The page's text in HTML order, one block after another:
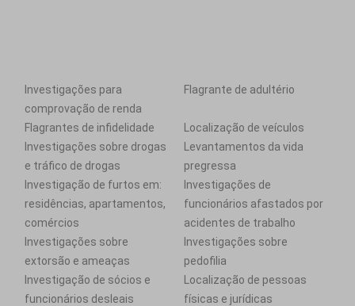
Investigações para
comprovação de renda
Flagrante de adultério
Flagrantes de infidelidade
Localização de veículos
Investigações sobre drogas
e tráfico de drogas
Levantamentos da vida
pregressa
Investigação de furtos em:
residências, apartamentos,
comércios
Investigações de
funcionários afastados por
acidentes de trabalho
Investigações sobre
extorsão e ameaças
Investigações sobre
pedofilia
Investigação de sócios e
funcionários desleais
Localização de pessoas
físicas e jurídicas